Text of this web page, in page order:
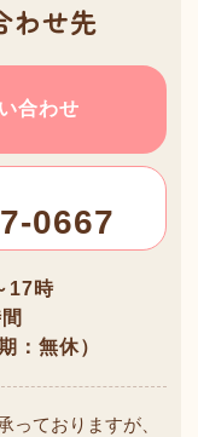
わせ先
合わせ
0667
17時
：無休）
っておりますが、